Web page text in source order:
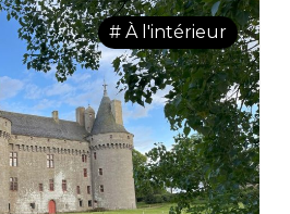
# À l'intérieur